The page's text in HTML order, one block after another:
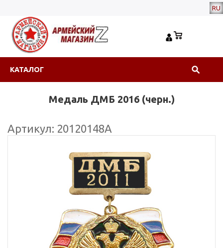
RU
КАТАЛОГ
Медаль ДМБ 2016 (черн.)
Артикул: 20120148А